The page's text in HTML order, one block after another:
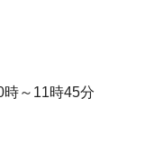
時～11時45分